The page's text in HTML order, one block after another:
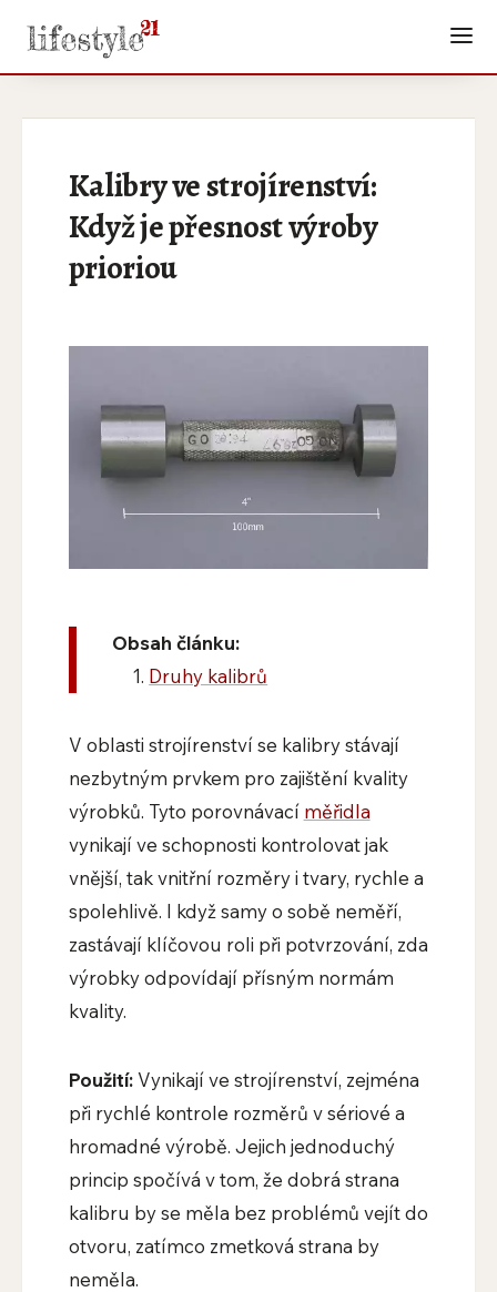
Kalibry ve strojírenství:
Když je přesnost výroby
prioriou
Obsah článku:
Druhy kalibrů
V oblasti strojírenství se kalibry stávají
nezbytným prvkem pro zajištění kvality
výrobků. Tyto porovnávací měřidla
vynikají ve schopnosti kontrolovat jak
vnější, tak vnitřní rozměry i tvary, rychle a
spolehlivě. I když samy o sobě neměří,
zastávají klíčovou roli při potvrzování, zda
výrobky odpovídají přísným normám
kvality.
Použití:Vynikají ve strojírenství, zejména
při rychlé kontrole rozměrů v sériové a
hromadné výrobě. Jejich jednoduchý
princip spočívá v tom, že dobrá strana
kalibru by se měla bez problémů vejít do
otvoru, zatímco zmetková strana by
neměla.